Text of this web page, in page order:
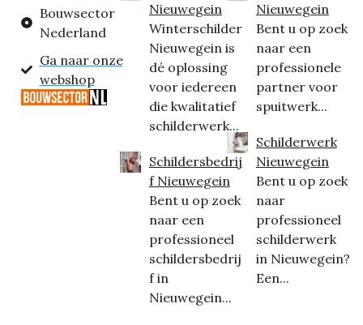
Bouwsector
Nederland
Ga naar onze
webshop
Nieuwegein
Winterschilder
Nieuwegein is
dé oplossing
voor iedereen
die kwalitatief
schilderwerk...
Schildersbedrij
f Nieuwegein
Bent u op zoek
naar een
professioneel
schildersbedrij
f in
Nieuwegein...
Nieuwegein
Bent u op zoek
naar een
professionele
partner voor
spuitwerk...
Schilderwerk
Nieuwegein
Bent u op zoek
naar
professioneel
schilderwerk
in Nieuwegein?
Een...